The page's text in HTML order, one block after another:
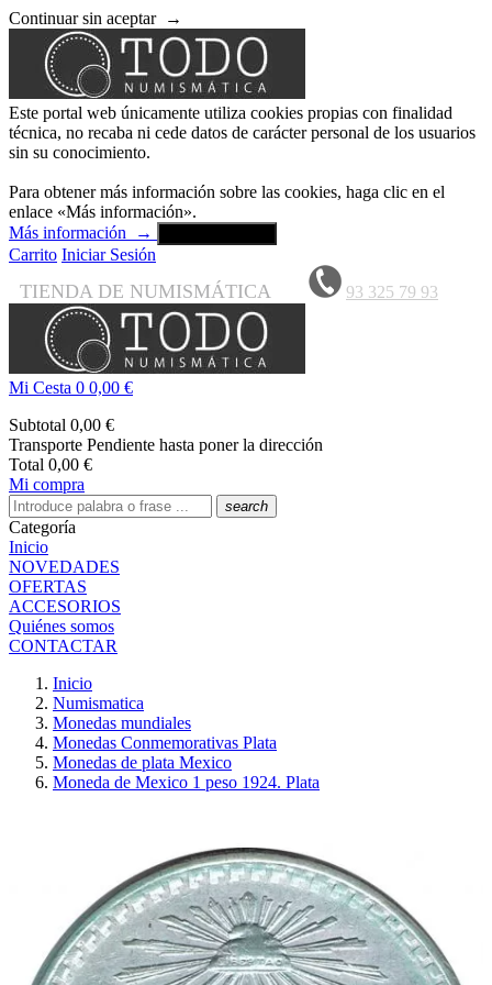
Continuar sin aceptar →
Este portal web únicamente utiliza cookies propias con finalidad
técnica, no recaba ni cede datos de carácter personal de los usuarios
sin su conocimiento.
Para obtener más información sobre las cookies, haga clic en el
enlace «Más información».
Más información
→
Carrito Iniciar Sesión
TIENDA DE NUMISMÁTICA 93 325 79 93
Mi Cesta 0 0,00 €
Subtotal 0,00 €
Transporte Pendiente hasta poner la dirección
Total 0,00 €
Mi compra
search
Categoría
Inicio
NOVEDADES
OFERTAS
ACCESORIOS
Quiénes somos
CONTACTAR
Inicio
Numismatica
Monedas mundiales
Monedas Conmemorativas Plata
Monedas de plata Mexico
Moneda de Mexico 1 peso 1924. Plata